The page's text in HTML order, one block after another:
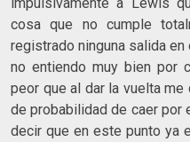
cosa que no cumple
registrado ninguna salida
no entiendo muy bien por
peor que al dar la vuelta
de probabilidad de caer por
decir que en este punto ya